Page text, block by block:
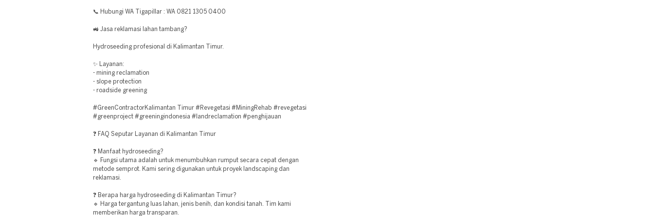
📞 Hubungi WA Tigapillar : WA 0821 1305 0400
🚜 Jasa reklamasi lahan tambang?
Hydroseeding profesional di Kalimantan Timur.
✨ Layanan:
- mining reclamation
- slope protection
- roadside greening
#GreenContractorKalimantan Timur #Revegetasi #MiningRehab #revegetasi
#greenproject #greeningindonesia #landreclamation #penghijauan
❓ FAQ Seputar Layanan di Kalimantan Timur
❓ Manfaat hydroseeding?
🔹 Fungsi utama adalah untuk menumbuhkan rumput secara cepat dengan
metode semprot. Kami sering digunakan untuk proyek landscaping dan
reklamasi.
❓ Berapa harga hydroseeding di Kalimantan Timur?
🔹 Harga tergantung luas lahan, jenis benih, dan kondisi tanah. Tim kami
memberikan harga transparan.